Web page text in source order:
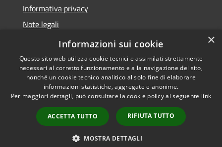
Informativa privacy
Note legali
Dichiarazione di accessibilità
Accessibilità
Copyright © 2026 • Comune di
Casale Cremasco-Vidolasco •
Powered byMunicipium
Accesso redazione
×
Informazioni sui cookie
Questo sito web utilizza cookie tecnici e assimilati strettamente
necessari al corretto funzionamento e alla navigazione del sito,
nonché un cookie tecnico analitico al solo fine di elaborare
informazioni statistiche, aggregate e anonime.
Per maggiori dettagli, può consultare la cookie policy al seguente link
ACCETTA TUTTO RIFIUTA TUTTO
MOSTRA DETTAGLI